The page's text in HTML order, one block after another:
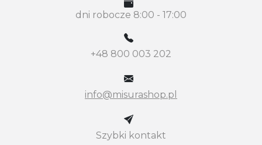
dni robocze 8:00 - 17:00
+48 800 003 202
info@misurashop.pl
Szybki kontakt